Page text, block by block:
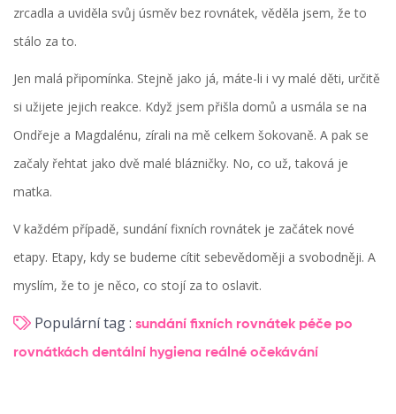
zrcadla a uviděla svůj úsměv bez rovnátek, věděla jsem, že to
stálo za to.
Jen malá připomínka. Stejně jako já, máte-li i vy malé děti, určitě
si užijete jejich reakce. Když jsem přišla domů a usmála se na
Ondřeje a Magdalénu, zírali na mě celkem šokovaně. A pak se
začaly řehtat jako dvě malé blázničky. No, co už, taková je
matka.
V každém případě, sundání fixních rovnátek je začátek nové
etapy. Etapy, kdy se budeme cítit sebevědoměji a svobodněji. A
myslím, že to je něco, co stojí za to oslavit.
Populární tag : sundání fixních rovnátek péče po
rovnátkách dentální hygiena reálné očekávání